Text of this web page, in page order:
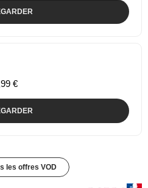
€
les offres VOD